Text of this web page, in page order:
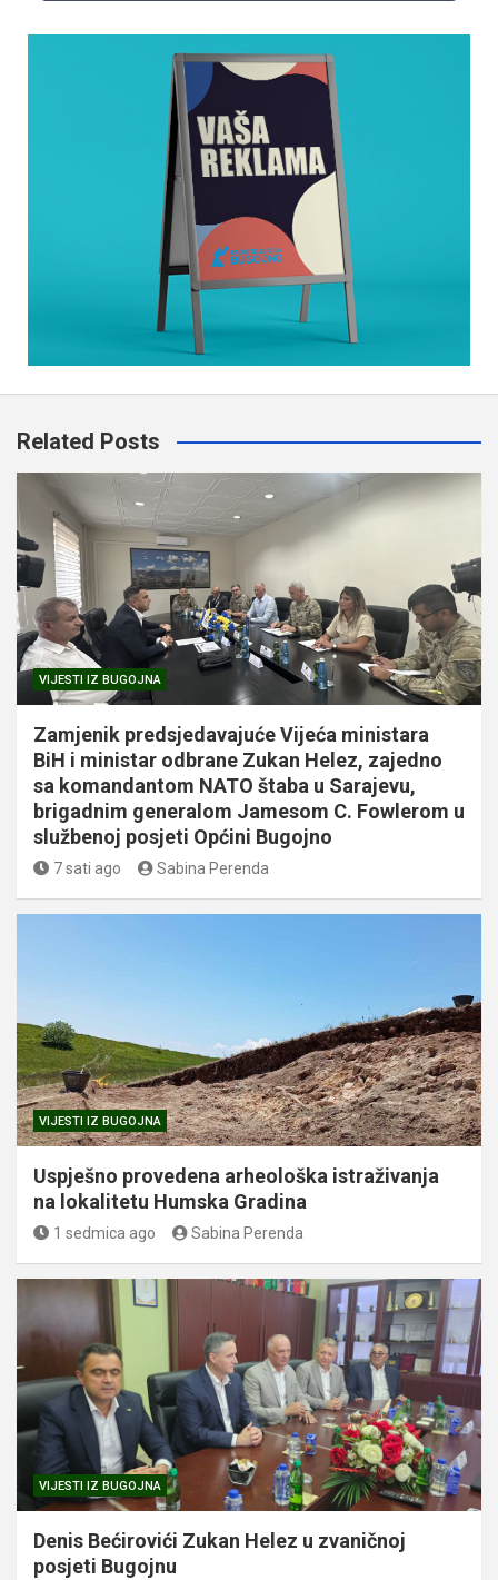
Related Posts
VIJESTI IZ BUGOJNA
Zamjenik predsjedavajuće Vijeća ministara
BiH i ministar odbrane Zukan Helez, zajedno
sa komandantom NATO štaba u Sarajevu,
brigadnim generalom Jamesom C. Fowlerom u
službenoj posjeti Općini Bugojno
7 sati ago Sabina Perenda
VIJESTI IZ BUGOJNA
Uspješno provedena arheološka istraživanja
na lokalitetu Humska Gradina
1 sedmica ago Sabina Perenda
VIJESTI IZ BUGOJNA
Denis Bećirovići Zukan Helez u zvaničnoj
posjeti Bugojnu